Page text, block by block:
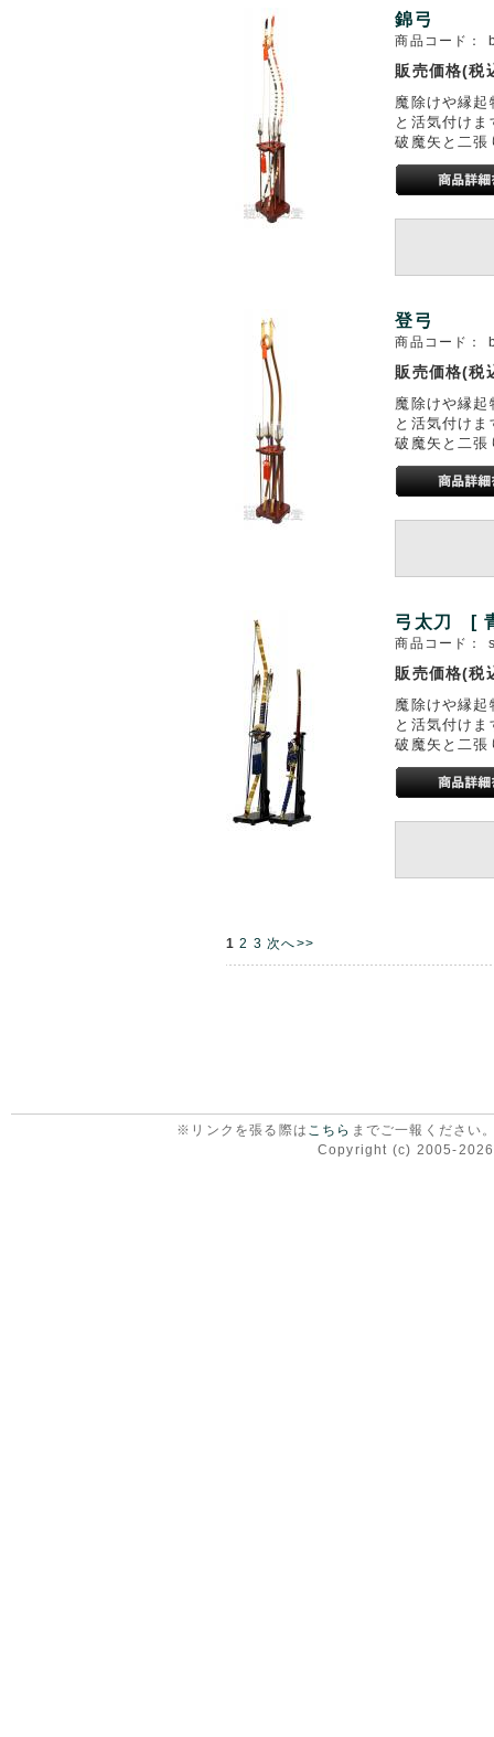
錦弓
商品コード：
販売価格(税
魔除けや縁
と活気付けま
破魔矢と二張
登弓
商品コード：
販売価格(税
魔除けや縁
と活気付けま
破魔矢と二張
弓太刀 [
商品コード：
販売価格(税
魔除けや縁
と活気付けま
破魔矢と二張
1 2 3 次へ>>
※リンクを張る際は こちら までご一報ください
Copyright (c) 2005-